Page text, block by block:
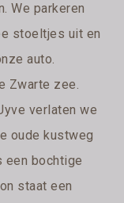
We parkeren
stoeltjes uit en
auto.
Zwarte zee.
verlaten we
oude kustweg
een bochtige
staat een